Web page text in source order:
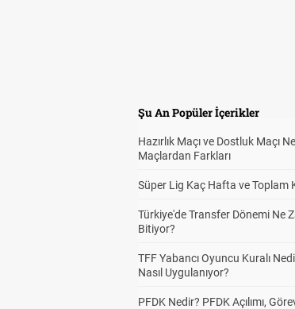
Şu An Popüler İçerikler
Hazırlık Maçı ve Dostluk Maçı
Maçlardan Farkları
Süper Lig Kaç Hafta ve Toplam
Türkiye'de Transfer Dönemi Ne
Bitiyor?
TFF Yabancı Oyuncu Kuralı
Nasıl Uygulanıyor?
PFDK Nedir? PFDK Açılımı,